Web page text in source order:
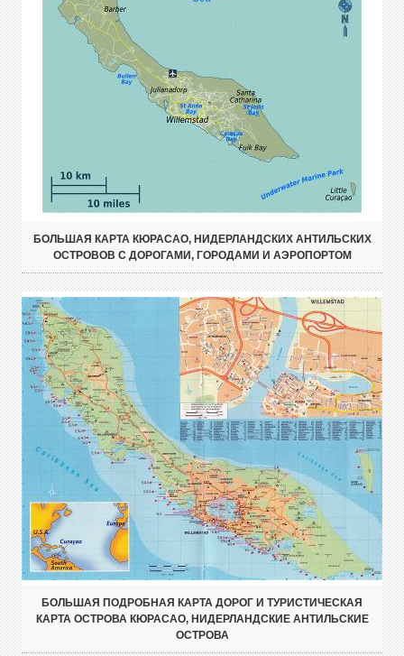
БОЛЬШАЯ КАРТА КЮРАСАО, НИДЕРЛАНДСКИХ АНТИЛЬСКИХ
ОСТРОВОВ С ДОРОГАМИ, ГОРОДАМИ И АЭРОПОРТОМ
БОЛЬШАЯ ПОДРОБНАЯ КАРТА ДОРОГ И ТУРИСТИЧЕСКАЯ
КАРТА ОСТРОВА КЮРАСАО, НИДЕРЛАНДСКИЕ АНТИЛЬСКИЕ
ОСТРОВА